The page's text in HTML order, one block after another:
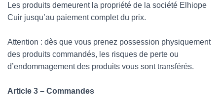
Les produits demeurent la propriété de la société Elhiope
Cuir jusqu’au paiement complet du prix.
Attention : dès que vous prenez possession physiquement
des produits commandés, les risques de perte ou
d’endommagement des produits vous sont transférés.
Article 3 – Commandes